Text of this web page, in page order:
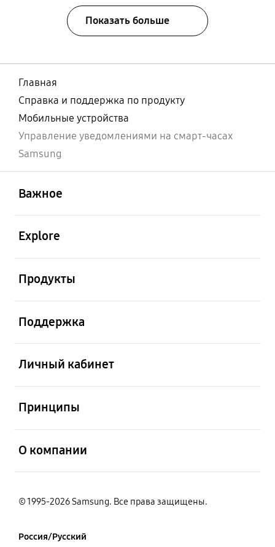
Показать больше
Главная
Справка и поддержка по продукту
Мобильные устройства
Управление уведомлениями на смарт-часах
Samsung
Важное
Explore
Продукты
Поддержка
Личный кабинет
Принципы
О компании
© 1995-2026 Samsung. Все права защищены.
Россия/Русский